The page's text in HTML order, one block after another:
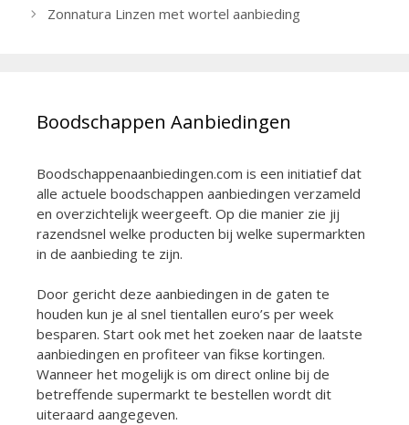
Zonnatura Linzen met wortel aanbieding
Boodschappen Aanbiedingen
Boodschappenaanbiedingen.com is een initiatief dat
alle actuele boodschappen aanbiedingen verzameld
en overzichtelijk weergeeft. Op die manier zie jij
razendsnel welke producten bij welke supermarkten
in de aanbieding te zijn.
Door gericht deze aanbiedingen in de gaten te
houden kun je al snel tientallen euro’s per week
besparen. Start ook met het zoeken naar de laatste
aanbiedingen en profiteer van fikse kortingen.
Wanneer het mogelijk is om direct online bij de
betreffende supermarkt te bestellen wordt dit
uiteraard aangegeven.